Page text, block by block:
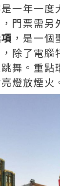
一年一度
門票需另
，是一個
除了電腦
舞。重點
燈放煙火